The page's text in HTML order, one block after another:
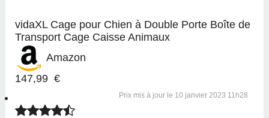
vidaXL Cage pour Chien à Double Porte Boîte de
Transport Cage Caisse Animaux
Amazon
147,99 €
10 janvier 2023 11h28